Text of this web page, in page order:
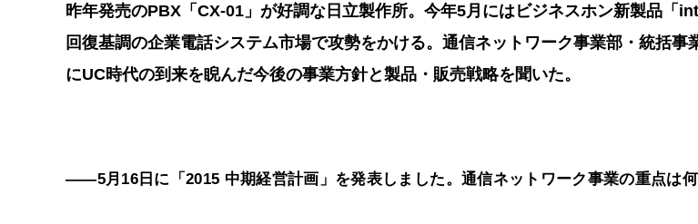
昨年発売のPBX「CX-01」が好調な日立製作所。今年5月にはビジネスホン新製品「
回復基調の企業電話システム市場で攻勢をかける。通信ネットワーク事業部・統括事
にUC時代の到来を睨んだ今後の事業方針と製品・販売戦略を聞いた。
――5月16日に「2015 中期経営計画」を発表しました。通信ネットワーク事業の重点は何